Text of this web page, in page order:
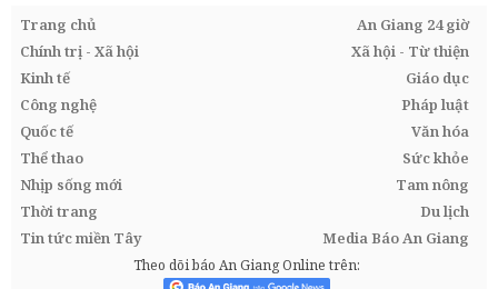
Trang chủ
An Giang 24 giờ
Chính trị - Xã hội
Xã hội - Từ thiện
Kinh tế
Giáo dục
Công nghệ
Pháp luật
Quốc tế
Văn hóa
Thể thao
Sức khỏe
Nhịp sống mới
Tam nông
Thời trang
Du lịch
Tin tức miền Tây
Media Báo An Giang
Theo dõi báo An Giang Online trên: